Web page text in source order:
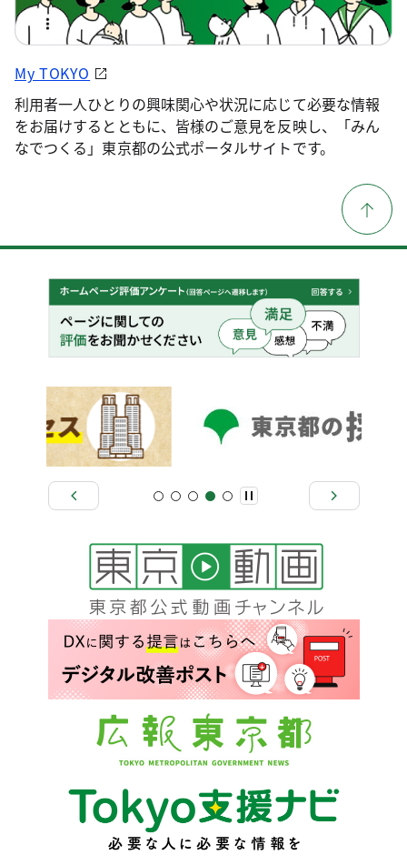
My TOKYO
利用者一人ひとりの興味関心や状況に応じて必要な情報
をお届けするとともに、皆様のご意見を反映し、「みん
なでつくる」東京都の公式ポータルサイトです。